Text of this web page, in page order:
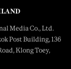
Media Co., Ltd.
Post Building, 136
Klong Toey,